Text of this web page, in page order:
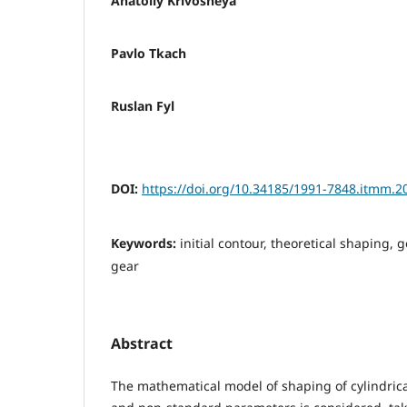
Pavlo Tkach
Ruslan Fyl
DOI: https://doi.org/10.34185/1991-
Keywords: initial contour, theoretical shaping,
gear
Abstract
The mathematical model of shaping of